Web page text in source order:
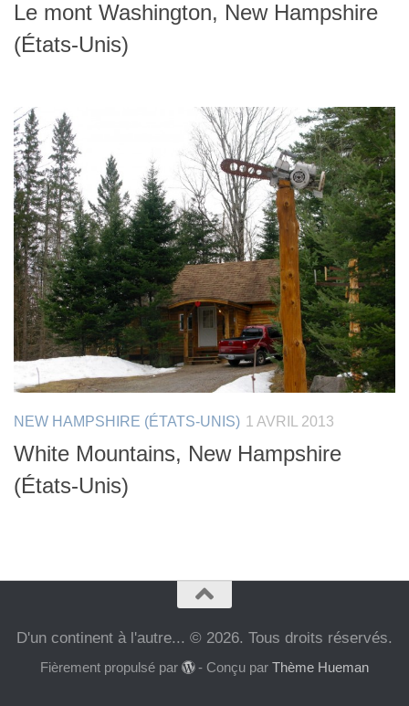
Le mont Washington, New Hampshire
(États-Unis)
NEW HAMPSHIRE (ÉTATS-UNIS) 1 AVRIL 2013
White Mountains, New Hampshire
(États-Unis)
D'un continent à l'autre... © 2026. Tous droits réservés.
Fièrement propulsé par - Conçu parThème Hueman